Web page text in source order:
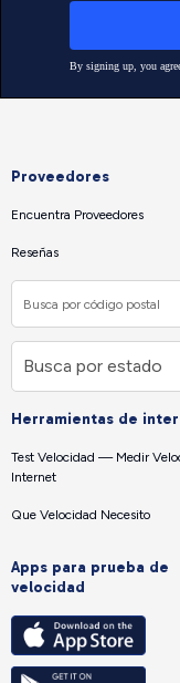
Proveedores
Encuentra Proveedores
Reseñas
Herramientas de
Test Velocidad — Medir
Internet
Que Velocidad Necesito
Apps para prueba de
velocidad